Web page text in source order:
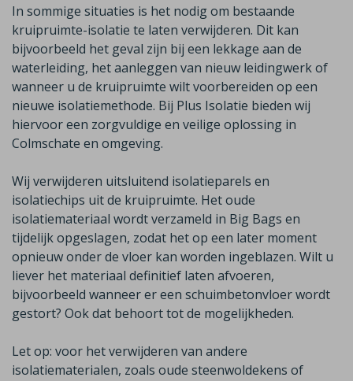
In sommige situaties is het nodig om bestaande
kruipruimte-isolatie te laten verwijderen. Dit kan
bijvoorbeeld het geval zijn bij een lekkage aan de
waterleiding, het aanleggen van nieuw leidingwerk of
wanneer u de kruipruimte wilt voorbereiden op een
nieuwe isolatiemethode. Bij Plus Isolatie bieden wij
hiervoor een zorgvuldige en veilige oplossing in
Colmschate en omgeving.
Wij verwijderen uitsluitend isolatieparels en
isolatiechips uit de kruipruimte. Het oude
isolatiemateriaal wordt verzameld in Big Bags en
tijdelijk opgeslagen, zodat het op een later moment
opnieuw onder de vloer kan worden ingeblazen. Wilt u
liever het materiaal definitief laten afvoeren,
bijvoorbeeld wanneer er een schuimbetonvloer wordt
gestort? Ook dat behoort tot de mogelijkheden.
Let op: voor het verwijderen van andere
isolatiematerialen, zoals oude steenwoldekens of